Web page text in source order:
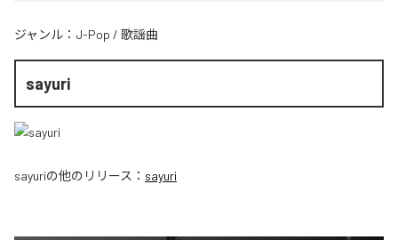
ジャンル： J-Pop / 歌謡曲
sayuri
sayuriの他のリリース： sayuri